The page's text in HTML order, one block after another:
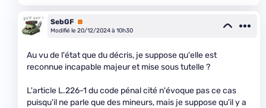
SebGF Premium
Modifié le 20/12/2024 à 10h30
Au vu de l'état que du décris, je suppose qu'elle est
reconnue incapable majeur et mise sous tutelle ?
L'article L.226-1 du code pénal cité n'évoque pas ce cas
puisqu'il ne parle que des mineurs, mais je suppose qu'il y a